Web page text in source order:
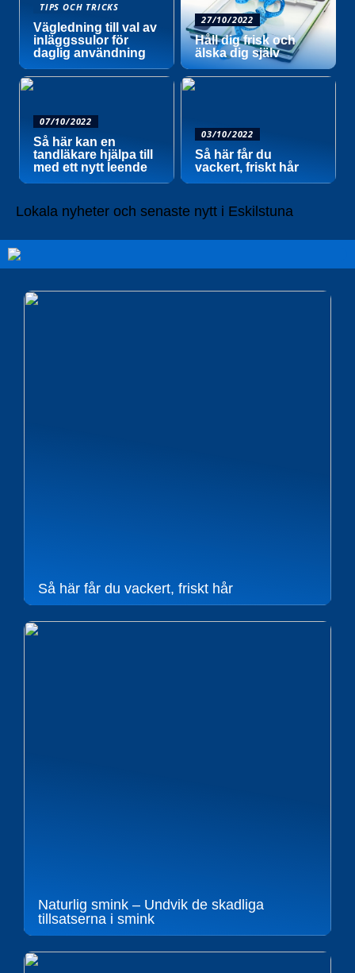
TIPS OCH TRICKS
Vägledning till val av
inläggssulor för
daglig användning
27/10/2022
Håll dig frisk och
älska dig själv
07/10/2022
Så här kan en
tandläkare hjälpa till
med ett nytt leende
03/10/2022
Så här får du
vackert, friskt hår
Lokala nyheter och senaste nytt i Eskilstuna
Så här får du vackert, friskt hår
Naturlig smink – Undvik de skadliga
tillsatserna i smink